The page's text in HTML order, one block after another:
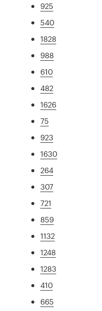
925
540
1828
988
610
482
1626
75
923
1630
264
307
721
859
1132
1248
1283
410
665